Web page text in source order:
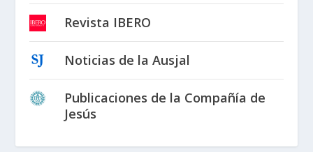
Revista IBERO
Noticias de la Ausjal
Publicaciones de la Compañía de
Jesús